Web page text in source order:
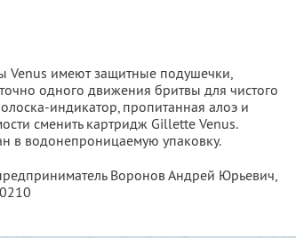
Venus имеют защитные подушечки,
одного движения бритвы для чистого
индикатор, пропитанная алоэ и
сменить картридж Gillette Venus.
в водонепроницаемую упаковку.
Воронов Андрей Юрьевич,